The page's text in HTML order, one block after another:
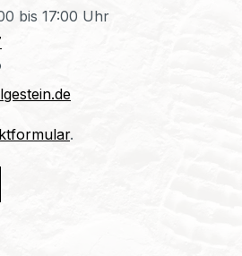
bis 17:00 Uhr
.